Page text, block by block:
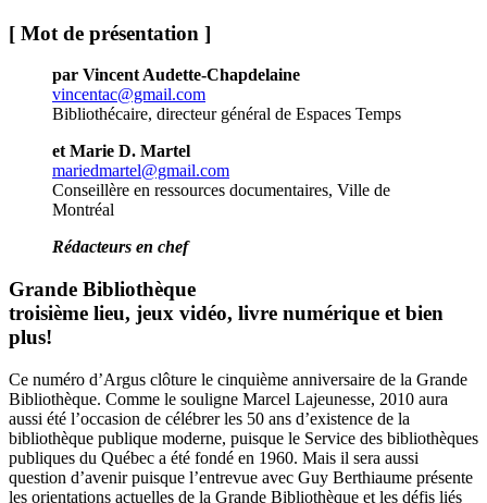
[ Mot de présentation ]
par Vincent Audette-Chapdelaine
vincentac@gmail.com
Bibliothécaire, directeur général de Espaces Temps
et Marie D. Martel
mariedmartel@gmail.com
Conseillère en ressources documentaires, Ville de
Montréal
Rédacteurs en chef
Grande Bibliothèque
troisième lieu, jeux vidéo, livre numérique et bien
plus!
Ce numéro d’Argus clôture le cinquième anniversaire de la Grande
Bibliothèque. Comme le souligne Marcel Lajeunesse, 2010 aura
aussi été l’occasion de célébrer les 50 ans d’existence de la
bibliothèque publique moderne, puisque le Service des bibliothèques
publiques du Québec a été fondé en 1960. Mais il sera aussi
question d’avenir puisque l’entrevue avec Guy Berthiaume présente
les orientations actuelles de la Grande Bibliothèque et les défis liés